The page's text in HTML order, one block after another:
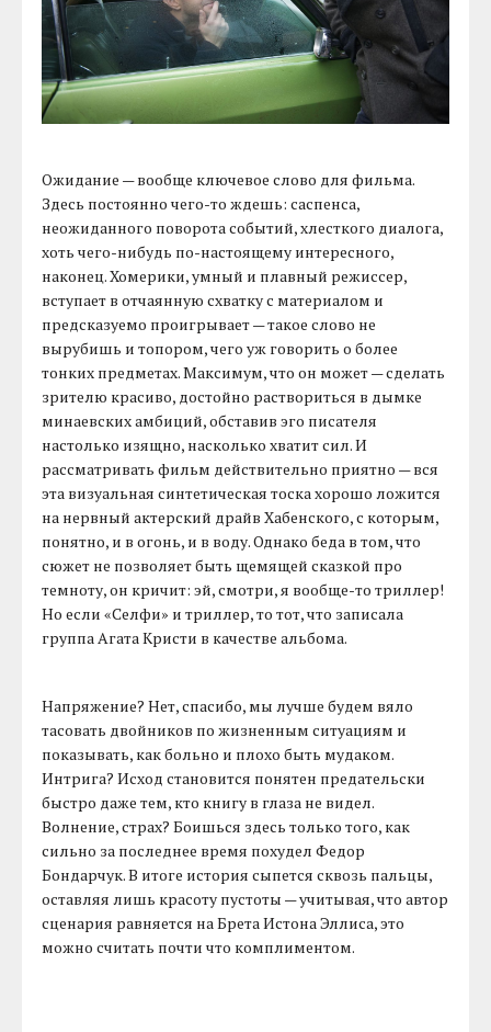
Ожидание — вообще ключевое слово для фильма.
Здесь постоянно чего-то ждешь: саспенса,
неожиданного поворота событий, хлесткого диалога,
хоть чего-нибудь по-настоящему интересного,
наконец. Хомерики, умный и плавный режиссер,
вступает в отчаянную схватку с материалом и
предсказуемо проигрывает — такое слово не
вырубишь и топором, чего уж говорить о более
тонких предметах. Максимум, что он может — сделать
зрителю красиво, достойно раствориться в дымке
минаевских амбиций, обставив эго писателя
настолько изящно, насколько хватит сил. И
рассматривать фильм действительно приятно — вся
эта визуальная синтетическая тоска хорошо ложится
на нервный актерский драйв Хабенского, с которым,
понятно, и в огонь, и в воду. Однако беда в том, что
сюжет не позволяет быть щемящей сказкой про
темноту, он кричит: эй, смотри, я вообще-то триллер!
Но если «Селфи» и триллер, то тот, что записала
группа Агата Кристи в качестве альбома.
Напряжение? Нет, спасибо, мы лучше будем вяло
тасовать двойников по жизненным ситуациям и
показывать, как больно и плохо быть мудаком.
Интрига? Исход становится понятен предательски
быстро даже тем, кто книгу в глаза не видел.
Волнение, страх? Боишься здесь только того, как
сильно за последнее время похудел Федор
Бондарчук. В итоге история сыпется сквозь пальцы,
оставляя лишь красоту пустоты — учитывая, что автор
сценария равняется на Брета Истона Эллиса, это
можно считать почти что комплиментом.